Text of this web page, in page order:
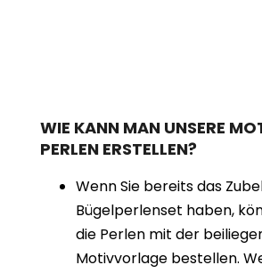
WIE KANN MAN UNSERE
PERLEN ERSTELLEN?
Wenn Sie bereits das
Bügelperlenset haben,
die Perlen mit der
Motivvorlage bestellen.